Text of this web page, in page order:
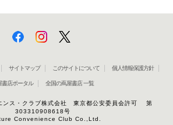
サイトマップ このサイトについて 個人情報保護方針
書店ポータル 全国の蔦屋書店 一覧
ンス・クラブ株式会社 東京都公安委員会許可 第
303310908618号
Convenience Club Co.,Ltd.